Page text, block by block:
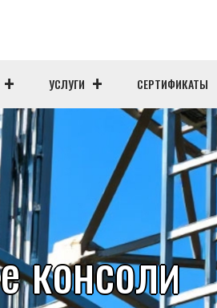
УСЛУГИ СЕРТИФИКАТЫ
консоли